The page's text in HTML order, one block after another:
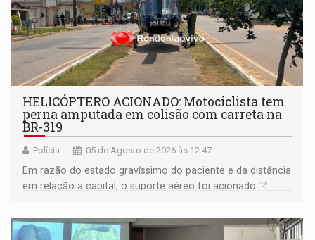
HELICÓPTERO ACIONADO: Motociclista tem
perna amputada em colisão com carreta na
BR-319
Polícia 05 de Agosto de 2026 às 12:47
Em razão do estado gravíssimo do paciente e da distância
em relação a capital, o suporte aéreo foi acionado